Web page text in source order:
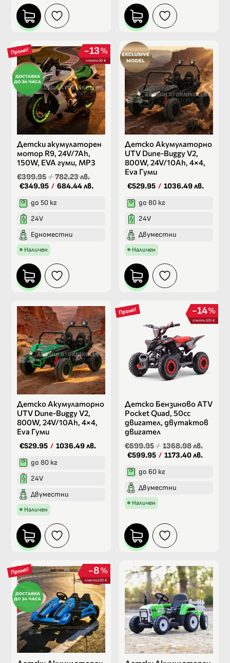
Промо! %
13
спести 50 €
Детски акумулаторен
мотор R9, 24V/7Ah,
150W, EVA гуми, MP3
€399.95/782.23 лв.
€349.95 / 684.44 лв.
до 50 кг
24V
Едноместни
Наличен
Детско Акумулаторно
UTV Dune-Buggy V2,
800W, 24V/10Ah, 4×4,
Eva Гуми
€529.95 / 1036.49 лв.
до 80 кг
24V
Двуместни
Наличен
Детско Акумулаторно
UTV Dune-Buggy V2,
800W, 24V/10Ah, 4×4,
Eva Гуми
€529.95 / 1036.49 лв.
до 80 кг
24V
Двуместни
Наличен
Промо! %
14
спести 100 €
Детско Бензиново ATV
Pocket Quad, 50cc
двигател, двутактов
двигател
€699.95/1368.98 лв.
€599.95 / 1173.40 лв.
до 60 кг
Двуместни
Наличен
Промо! %
8
спести 100 €